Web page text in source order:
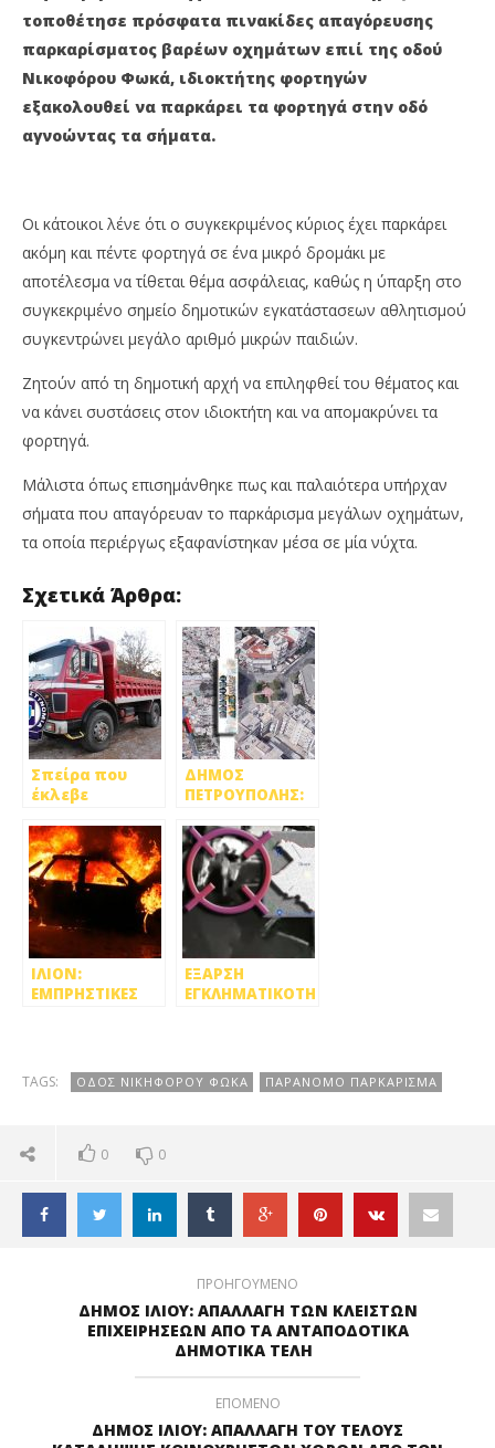
10
Φεβρουαρίου
2021
Maxitis
Petroupolis
τοποθέτησε πρόσφατα πινακίδες απαγόρευσης
παρκαρίσματος βαρέων οχημάτων επιί της οδού
Νικοφόρου Φωκά, ιδιοκτήτης φορτηγών
εξακολουθεί να παρκάρει τα φορτηγά στην οδό
αγνοώντας τα σήματα.
Οι κάτοικοι λένε ότι ο συγκεκριμένος κύριος έχει παρκάρει
ακόμη και πέντε φορτηγά σε ένα μικρό δρομάκι με
αποτέλεσμα να τίθεται θέμα ασφάλειας, καθώς η ύπαρξη στο
συγκεκριμένο σημείο δημοτικών εγκατάστασεων αθλητισμού
συγκεντρώνει μεγάλο αριθμό μικρών παιδιών.
Ζητούν από τη δημοτική αρχή να επιληφθεί του θέματος και
να κάνει συστάσεις στον ιδιοκτήτη και να απομακρύνει τα
φορτηγά.
Μάλιστα όπως επισημάνθηκε πως και παλαιότερα υπήρχαν
σήματα που απαγόρευαν το παρκάρισμα μεγάλων οχημάτων,
τα οποία περιέργως εξαφανίστηκαν μέσα σε μία νύχτα.
Σχετικά Άρθρα:
Σπείρα που
έκλεβε
δίχτυα της ΕΛΑΣ
ΔΗΜΟΣ
ΠΕΤΡΟΥΠΟΛΗΣ:
ΤΗΣ ΟΔΟΥ ΡΗΓΑ
ΦΕΡΑΙΟΥ
ΙΛΙΟΝ:
ΕΜΠΡΗΣΤΙΚΕΣ
ΕΞΑΡΣΗ
ΕΓΚΛΗΜΑΤΙΚΟΤΗΤΑΣ
TAGS: ΟΔΟΣ ΝΙΚΗΦΟΡΟΥ ΦΩΚΑ ΠΑΡΑΝΟΜΟ ΠΑΡΚΑΡΙΣΜΑ
0 0
ΠΡΟΗΓΟΥΜΕΝΟ
ΔΗΜΟΣ ΙΛΙΟΥ: ΑΠΑΛΛΑΓΗ ΤΩΝ ΚΛΕΙΣΤΩΝ
ΕΠΙΧΕΙΡΗΣΕΩΝ ΑΠΟ ΤΑ ΑΝΤΑΠΟΔΟΤΙΚΑ
ΔΗΜΟΤΙΚΑ ΤΕΛΗ
ΕΠΟΜΕΝΟ
ΔΗΜΟΣ ΙΛΙΟΥ: ΑΠΑΛΛΑΓΗ ΤΟΥ ΤΕΛΟΥΣ